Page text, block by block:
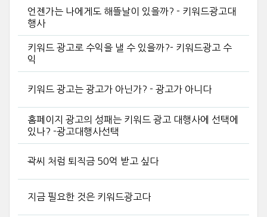
언젠가는 나에게도 해뜰날이 있을까? - 키워드광고대
행사
키워드 광고로 수익을 낼 수 있을까?- 키워드광고 수
익
키워드 광고는 광고가 아닌가? - 광고가 아니다
홈페이지 광고의 성패는 키워드 광고 대행사에 선택에
있나? -광고대행사선택
곽씨 처럼 퇴직금 50억 받고 싶다
지금 필요한 것은 키워드광고다